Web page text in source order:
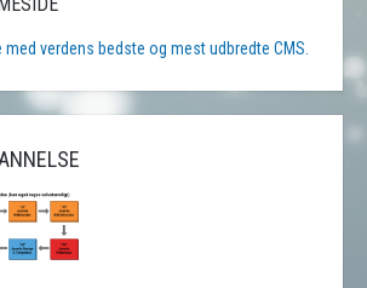
verdens bedste og mest udbredte CMS.